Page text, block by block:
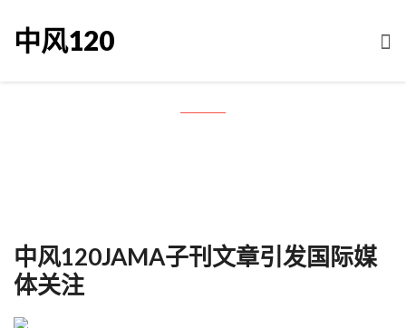
中风120
中风120JAMA子刊文章引发国际媒
体关注